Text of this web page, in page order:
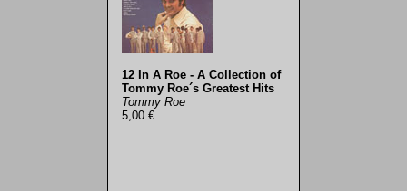
12 In A Roe - A Collection of
Tommy Roe´s Greatest Hits
Tommy Roe
5,00 €